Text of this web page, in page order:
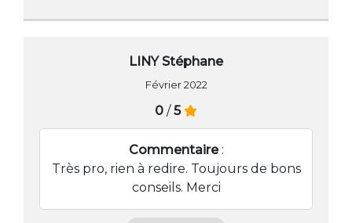
LINY Stéphane
Février 2022
0 /5
Commentaire:
Très pro, rien à redire. Toujours de bons
conseils. Merci